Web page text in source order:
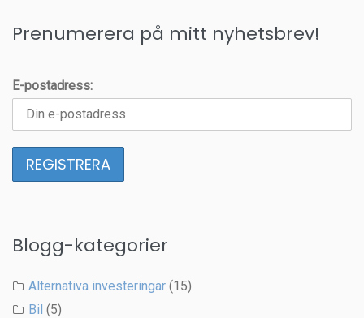
Prenumerera på mitt nyhetsbrev!
E-postadress:
Blogg-kategorier
Alternativa investeringar (15)
Bil (5)